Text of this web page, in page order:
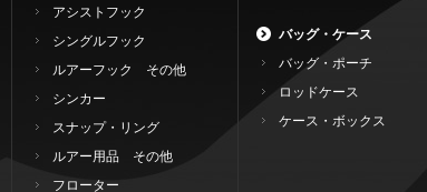
アシストフック
シングルフック
ルアーフック その他
シンカー
スナップ・リング
ルアー用品 その他
フローター
バッグ・ケース
バッグ・ポーチ
ロッドケース
ケース・ボックス